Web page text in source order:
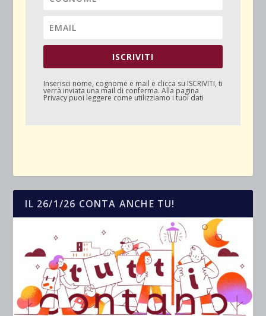
ISCRIVITI
Inserisci nome, cognome e mail e clicca su ISCRIVITI, ti
verrà inviata una mail di conferma. Alla pagina
Privacypuoi leggere come utilizziamo i tuoi dati
IL 26/1/26 CONTA ANCHE TU!